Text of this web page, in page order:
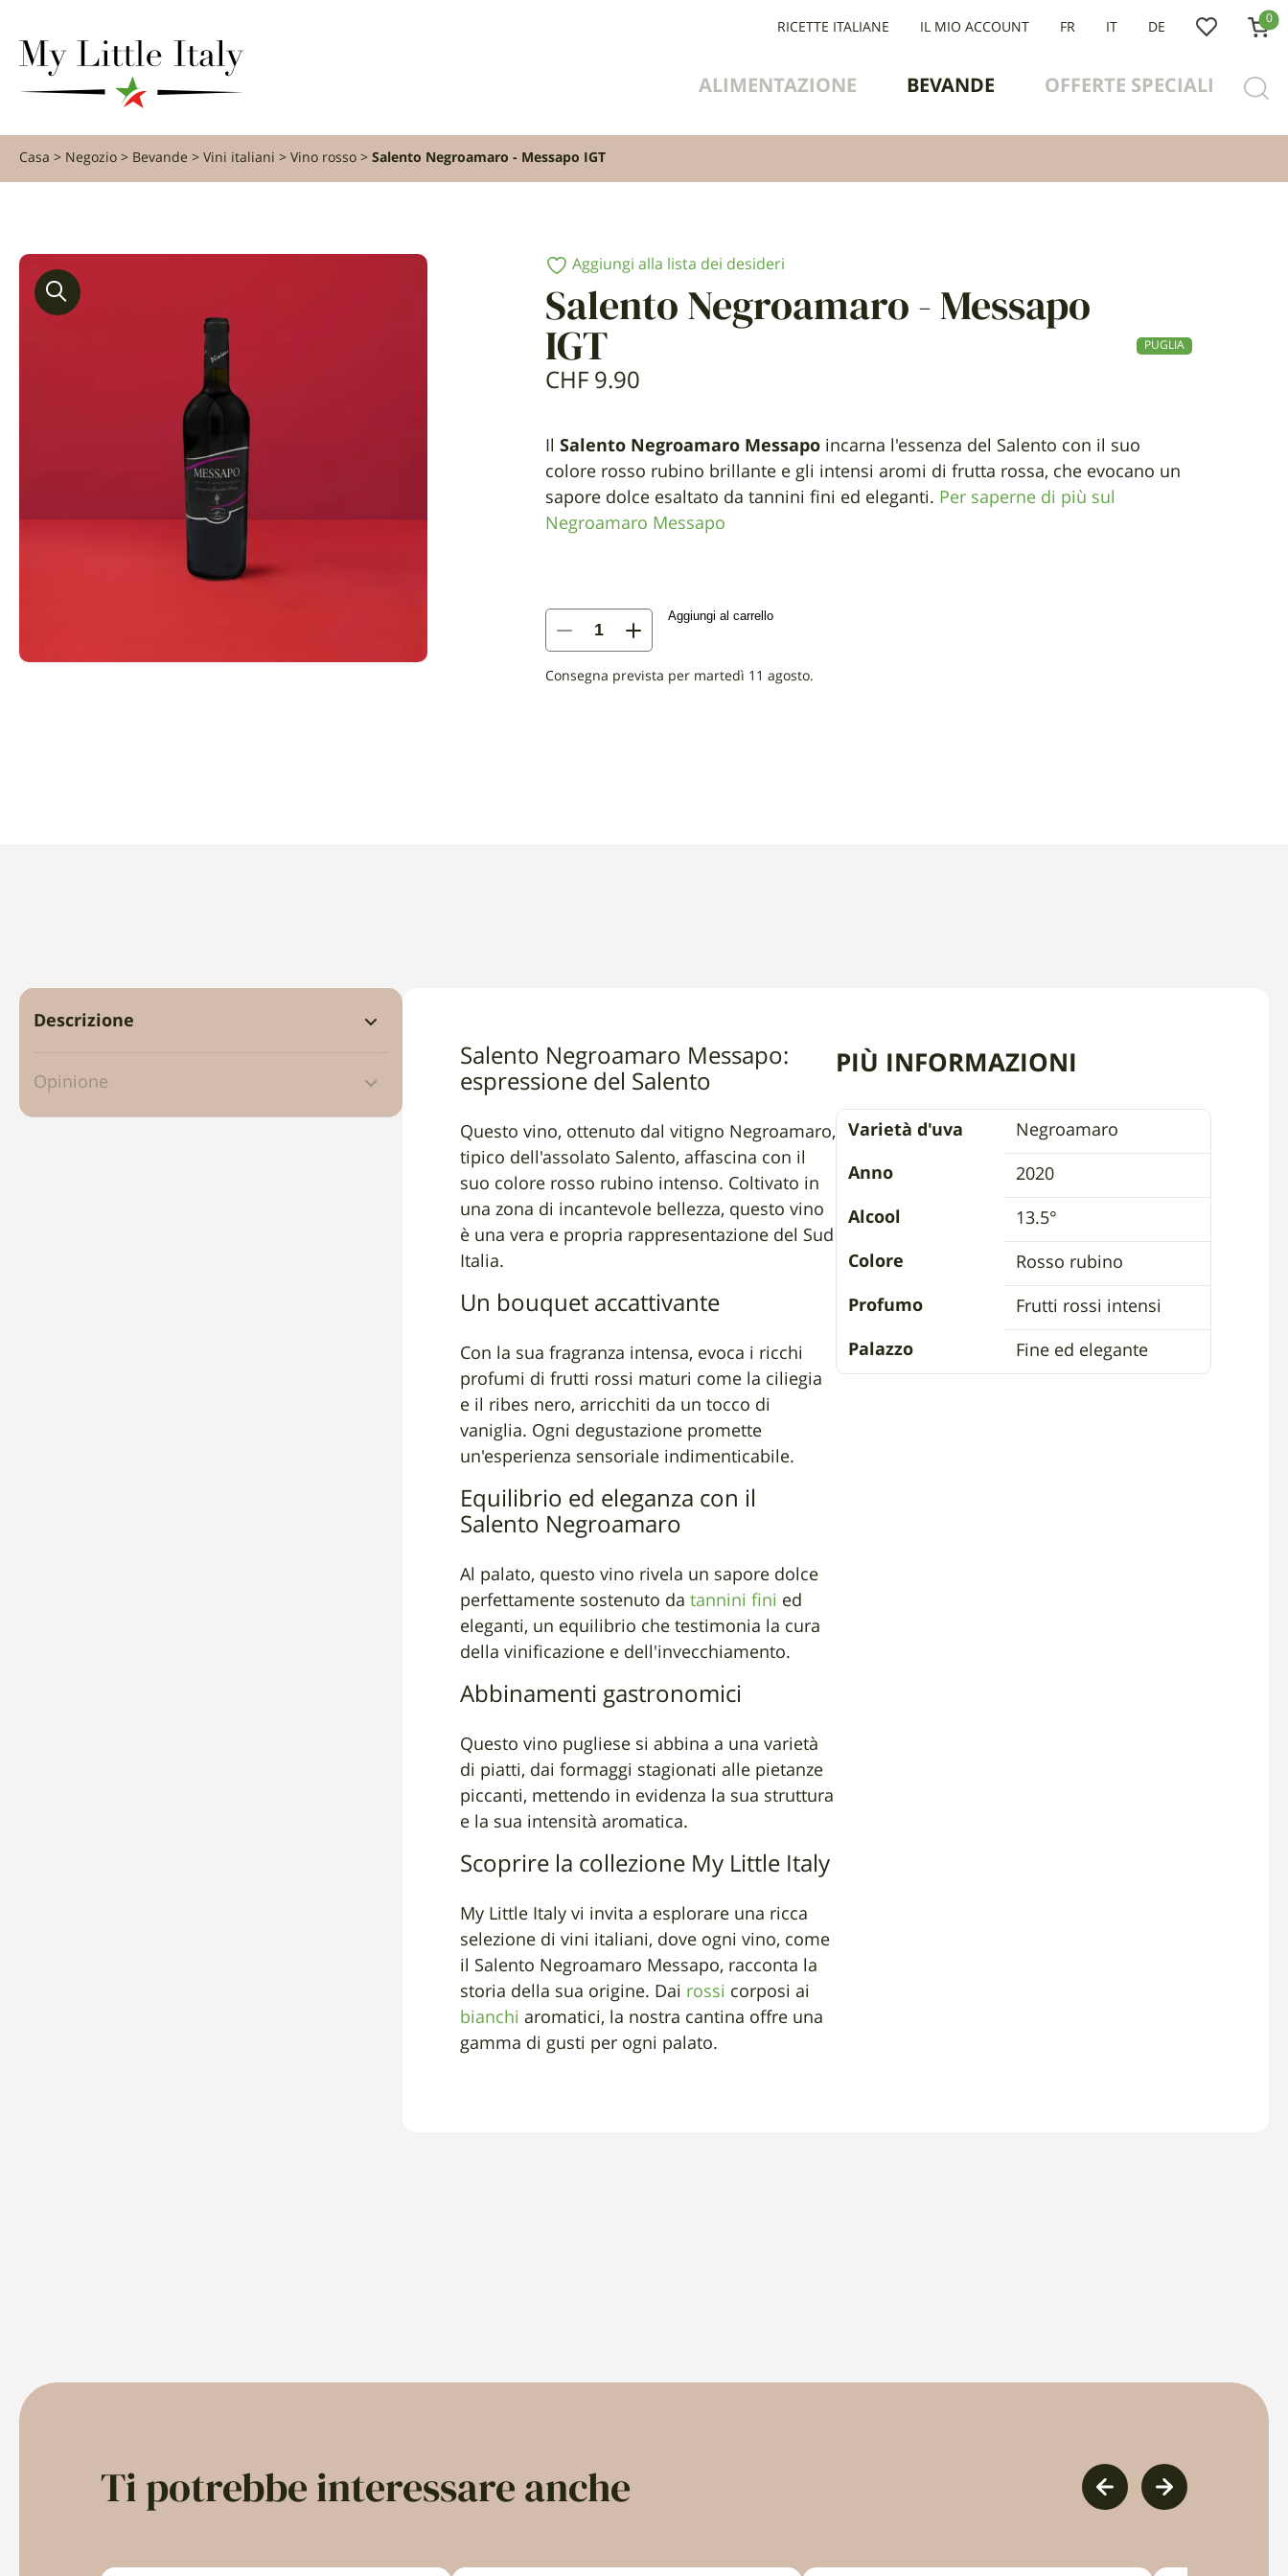
ALIMENTAZIONE BEVANDE OFFERTE SPECIALI
RICETTE ITALIANE IL MIO ACCOUNT FR DE
0
Casa Negozio Bevande Vini italiani Vino rosso Salento Negroamaro - Messapo IGT
Aggiungi alla lista dei desideri
Salento Negroamaro - Messapo
IGT
CHF9.90
PUGLIA
Salento Negroamaro Messapoincarna l'essenza del Salento con il suo
colore rosso rubino brillante e gli intensi aromi di frutta rossa, che evocano un
sapore dolce esaltato da tannini fini ed eleganti. Per saperne di più sul
Negroamaro Messapo
quantità
di
Salento
Aggiungi al carrello
Consegna prevista per martedì 11 agosto.
Descrizione
Opinione
Salento Negroamaro Messapo:
espressione del Salento
Questo vino, ottenuto dal vitigno Negroamaro,
tipico dell'assolato Salento, affascina con il
suo colore rosso rubino intenso. Coltivato in
una zona di incantevole bellezza, questo vino
è una vera e propria rappresentazione del Sud
Italia.
Un bouquet accattivante
Con la sua fragranza intensa, evoca i ricchi
profumi di frutti rossi maturi come la ciliegia
e il ribes nero, arricchiti da un tocco di
vaniglia. Ogni degustazione promette
un'esperienza sensoriale indimenticabile.
Equilibrio ed eleganza con il
Salento Negroamaro
Al palato, questo vino rivela un sapore dolce
perfettamente sostenuto da tannini fini ed
eleganti, un equilibrio che testimonia la cura
della vinificazione e dell'invecchiamento.
Abbinamenti gastronomici
Questo vino pugliese si abbina a una varietà
di piatti, dai formaggi stagionati alle pietanze
piccanti, mettendo in evidenza la sua struttura
e la sua intensità aromatica.
Scoprire la collezione My Little Italy
My Little Italy vi invita a esplorare una ricca
selezione di vini italiani, dove ogni vino, come
il Salento Negroamaro Messapo, racconta la
storia della sua origine. Dai rossi corposi ai
bianchi aromatici, la nostra cantina offre una
gamma di gusti per ogni palato.
PIÙ INFORMAZIONI
Varietà d'uva Negroamaro
Anno 2020
Alcool 13.5°
Colore Rosso rubino
Profumo Frutti rossi intensi
Palazzo Fine ed elegante
Ti potrebbe interessare anche